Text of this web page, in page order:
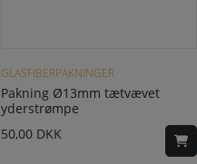
GLASFIBERPAKNINGER
Pakning Ø13mm tætvævet
yderstrømpe
50,00 DKK